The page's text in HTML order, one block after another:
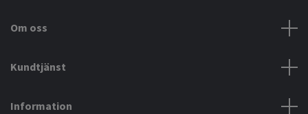
Om oss
Kundtjänst
Information